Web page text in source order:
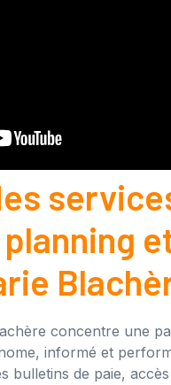
concentre une
informé et
bulletins de paie,